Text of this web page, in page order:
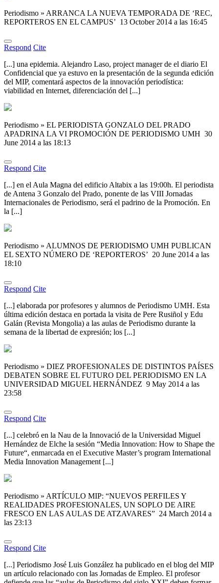
Periodismo » ARRANCA LA NUEVA TEMPORADA DE ‘REC,
REPORTEROS EN EL CAMPUS’ 13 October 2014 a las 16:45
Respond Cite
[...] una epidemia. Alejandro Laso, project manager de el diario El
Confidencial que ya estuvo en la presentación de la segunda edición
del MIP, comentará aspectos de la innovación periodística:
viabilidad en Internet, diferenciación del [...]
Periodismo » EL PERIODISTA GONZALO DEL PRADO
APADRINA LA VI PROMOCIÓN DE PERIODISMO UMH 30
June 2014 a las 18:13
Respond Cite
[...] en el Aula Magna del edificio Altabix a las 19:00h. El periodista
de Antena 3 Gonzalo del Prado, ponente de las VIII Jornadas
Internacionales de Periodismo, será el padrino de la Promoción. En
la [...]
Periodismo » ALUMNOS DE PERIODISMO UMH PUBLICAN
EL SEXTO NÚMERO DE ‘REPORTEROS’ 20 June 2014 a las
18:10
Respond Cite
[...] elaborada por profesores y alumnos de Periodismo UMH. Esta
última edición destaca en portada la visita de Pere Rusiñol y Edu
Galán (Revista Mongolia) a las aulas de Periodismo durante la
semana de la libertad de expresión; los [...]
Periodismo » DIEZ PROFESIONALES DE DISTINTOS PAÍSES
DEBATEN SOBRE EL FUTURO DEL PERIODISMO EN LA
UNIVERSIDAD MIGUEL HERNÁNDEZ 9 May 2014 a las
23:58
Respond Cite
[...] celebró en la Nau de la Innovació de la Universidad Miguel
Hernández de Elche la sesión “Media Innovation: How to Shape the
Future“, enmarcada en el Executive Master’s program International
Media Innovation Management [...]
Periodismo » ARTÍCULO MIP: “NUEVOS PERFILES Y
REALIDADES PROFESIONALES, UN SOPLO DE AIRE
FRESCO EN LAS AULAS DE ATZAVARES” 24 March 2014 a
las 23:13
Respond Cite
[...] Periodismo José Luis González ha publicado en el blog del MIP
un artículo relacionado con las Jornadas de Empleo. El profesor